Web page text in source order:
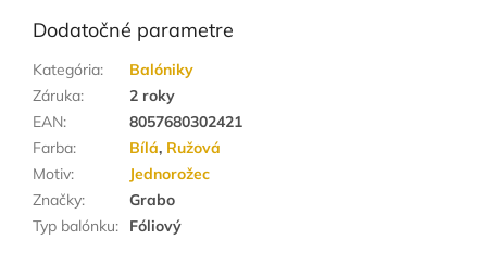
Dodatočné parametre
Kategória:
Balóniky
Záruka:
2 roky
EAN:
8057680302421
Farba: Bílá, Ružová
Motiv:
Jednorožec
Značky:
Grabo
Typ balónku: Fóliový